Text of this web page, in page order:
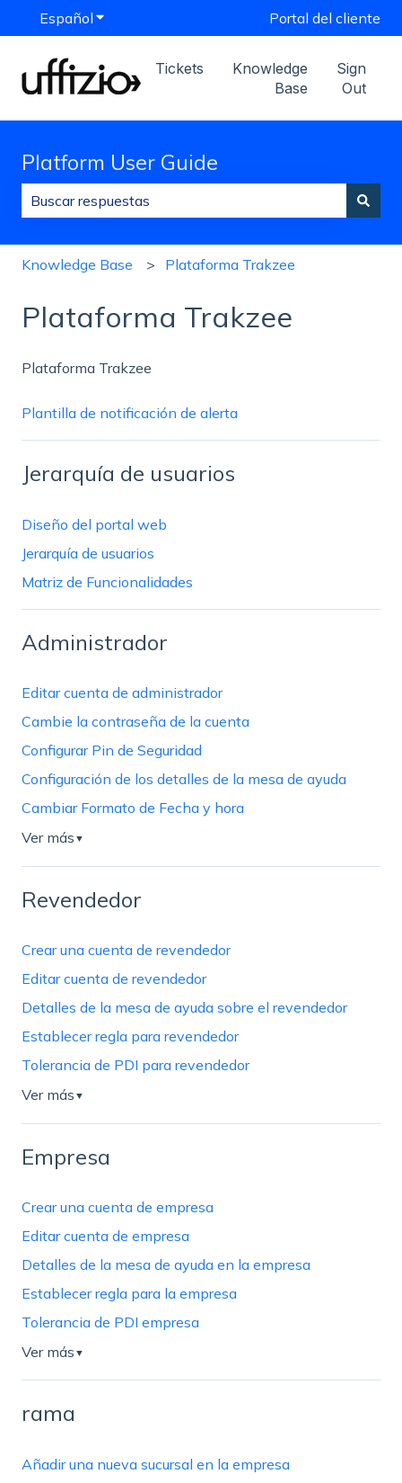
Español Traducciones de Mostrar submenú de
Portal del cliente
Tickets
Knowledge
Base
Sign
Out
Platform User Guide
Knowledge Base Plataforma Trakzee
Plataforma Trakzee
Plataforma Trakzee
Plantilla de notificación de alerta
Jerarquía de usuarios
Diseño del portal web
Jerarquía de usuarios
Matriz de Funcionalidades
Administrador
Editar cuenta de administrador
Cambie la contraseña de la cuenta
Configurar Pin de Seguridad
Configuración de los detalles de la mesa de ayuda
Cambiar Formato de Fecha y hora
Ver más ▼
Revendedor
Crear una cuenta de revendedor
Editar cuenta de revendedor
Detalles de la mesa de ayuda sobre el revendedor
Establecer regla para revendedor
Tolerancia de PDI para revendedor
Ver más ▼
Empresa
Crear una cuenta de empresa
Editar cuenta de empresa
Detalles de la mesa de ayuda en la empresa
Establecer regla para la empresa
Tolerancia de PDI empresa
Ver más ▼
rama
Añadir una nueva sucursal en la empresa